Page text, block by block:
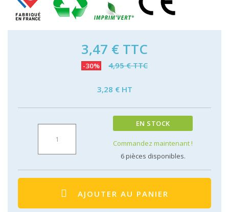
3,47 € TTC
-30% 4,95 € TTC
3,28 € HT
EN STOCK
Commandez maintenant !
6pièces disponibles.
AJOUTER AU PANIER